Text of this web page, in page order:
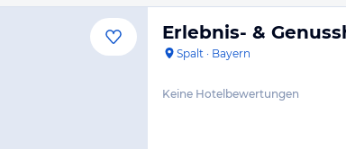
Erlebnis- &
Spalt · Bayern
Keine Hotelbewertungen